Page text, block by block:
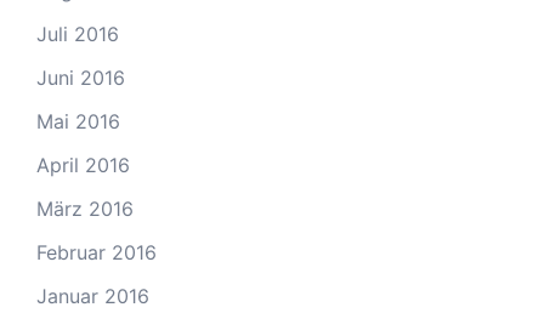
Juli 2016
Juni 2016
Mai 2016
April 2016
März 2016
Februar 2016
Januar 2016